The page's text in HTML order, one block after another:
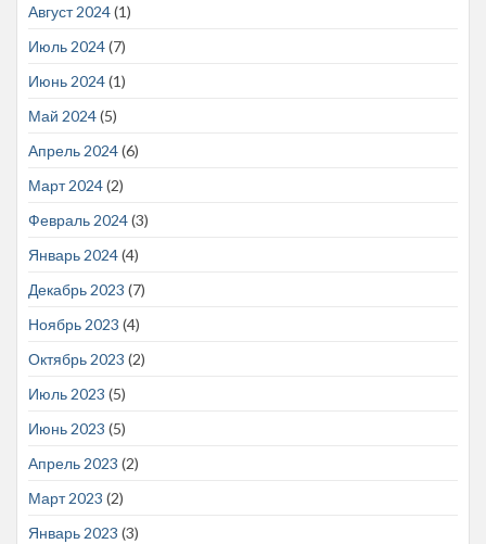
Август 2024(1)
Июль 2024(7)
Июнь 2024(1)
Май 2024(5)
Апрель 2024(6)
Март 2024(2)
Февраль 2024(3)
Январь 2024(4)
Декабрь 2023 (7)
Ноябрь 2023 (4)
Октябрь 2023 (2)
Июль 2023 (5)
Июнь 2023 (5)
Апрель 2023 (2)
Март 2023 (2)
Январь 2023 (3)